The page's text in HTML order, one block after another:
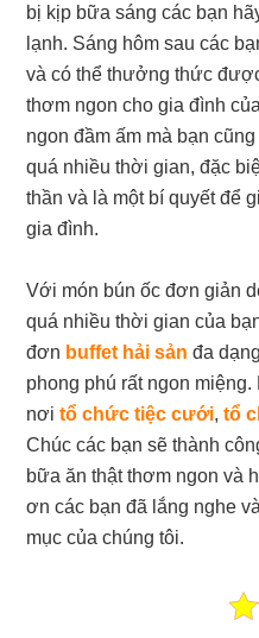
bị kịp bữa sáng các bạn
lạnh. Sáng hôm sau các
và có thể thưởng thức
thơm ngon cho gia đình
ngon đầm ấm mà bạn
quá nhiều thời gian, đặc
thần và là một bí quyết để
gia đình.
Với món bún ốc đơn giản
quá nhiều thời gian của
đơn buffet hải sản đa
phong phú rất ngon
nơitổ chức tiệc cưới,tổ
Chúc các bạn sẽ thành
bữa ăn thật thơm ngon và
ơn các bạn đã lắng nghe
mục của chúng tôi.